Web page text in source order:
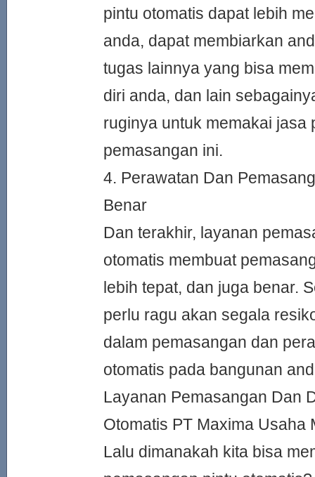
pintu otomatis dapat lebih
anda, dapat membiarkan
tugas lainnya yang bisa
diri anda, dan lain
ruginya untuk memakai jasa
pemasangan ini.
4. Perawatan Dan
Benar
Dan terakhir, layanan
otomatis membuat
lebih tepat, dan juga benar.
perlu ragu akan segala
dalam pemasangan dan
otomatis pada bangunan
Layanan Pemasangan Dan
Otomatis PT Maxima Usaha
Lalu dimanakah kita bisa